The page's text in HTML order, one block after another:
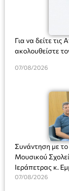
Για να δείτε
ακολουθείστε
07/08/2026
Συνάντηση με
Μουσικού
Ιεράπετρας κ.
Διευθύντριας
07/08/2026